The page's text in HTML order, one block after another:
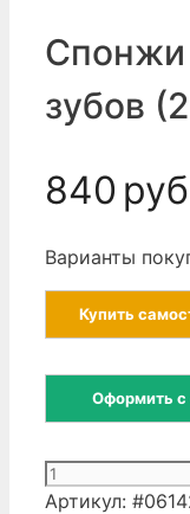
Спонжи
зубов
840
Варианты
Купить
Оформить с
Количество
товара
Артикул: